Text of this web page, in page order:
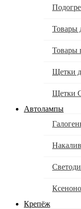
Товары
Товары
Щетки
Щетки
Автолампы
Крепёж